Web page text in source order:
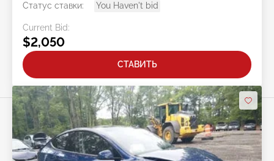
Статус ставки:
You Haven't bid
Current Bid:
$2,050
СТАВИТЬ